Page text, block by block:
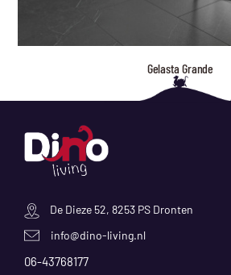
Gelasta Grande
De Dieze 52, 8253 PS Dronten
info@dino-living.nl
06-43768177